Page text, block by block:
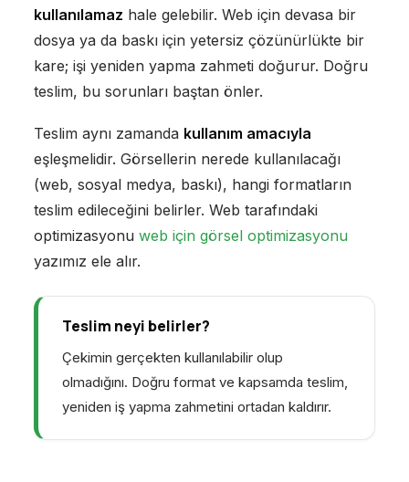
kullanılamaz hale gelebilir. Web için devasa bir
dosya ya da baskı için yetersiz çözünürlükte bir
kare; işi yeniden yapma zahmeti doğurur. Doğru
teslim, bu sorunları baştan önler.
Teslim aynı zamanda kullanım amacıyla
eşleşmelidir. Görsellerin nerede kullanılacağı
(web, sosyal medya, baskı), hangi formatların
teslim edileceğini belirler. Web tarafındaki
optimizasyonu web için görsel optimizasyonu
yazımız ele alır.
Teslim neyi belirler?
Çekimin gerçekten kullanılabilir olup
olmadığını. Doğru format ve kapsamda teslim,
yeniden iş yapma zahmetini ortadan kaldırır.